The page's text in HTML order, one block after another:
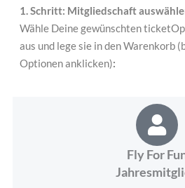
1. Schritt: Mitgliedschaft
Wähle Deine gewünschten
aus und lege sie in den Warenkorb
Optionen anklicken):
Fly For